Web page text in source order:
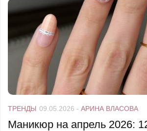
ТРЕНДЫ 09.05.2026 - АРИНА ВЛАСОВА
Маникюр на апрель 2026: